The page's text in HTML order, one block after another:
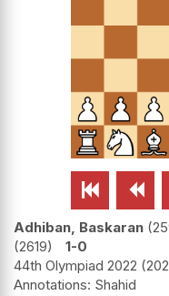
 
Adhiban, Baskaran
2619
1-0
44th Olympiad 2022
Shahid